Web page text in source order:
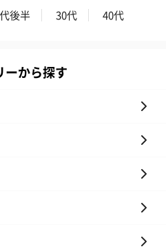
後半 30代 40代
ーから探す